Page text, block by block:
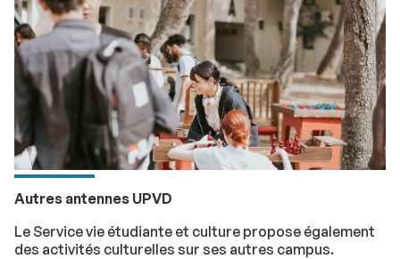
Autres antennes UPVD
Le Service vie étudiante et culture propose également
des activités culturelles sur ses autres campus.